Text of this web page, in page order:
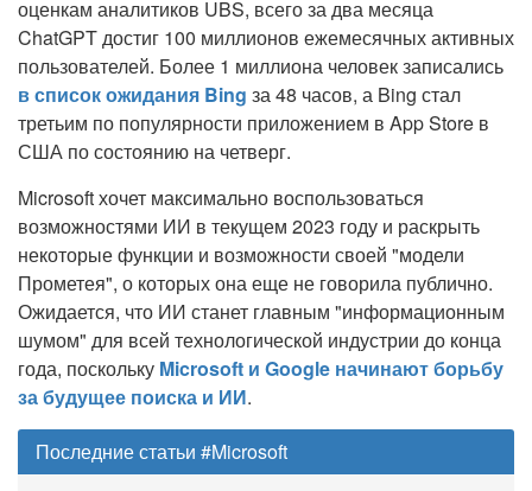
оценкам аналитиков UBS, всего за два месяца
ChatGPT достиг 100 миллионов ежемесячных активных
пользователей. Более 1 миллиона человек записались
в список ожидания Bing за 48 часов, а Bing стал
третьим по популярности приложением в App Store в
США по состоянию на четверг.
Microsoft хочет максимально воспользоваться
возможностями ИИ в текущем 2023 году и раскрыть
некоторые функции и возможности своей "модели
Прометея", о которых она еще не говорила публично.
Ожидается, что ИИ станет главным "информационным
шумом" для всей технологической индустрии до конца
года, поскольку Microsoft и Google начинают борьбу
за будущее поиска и ИИ.
Последние статьи #Microsoft